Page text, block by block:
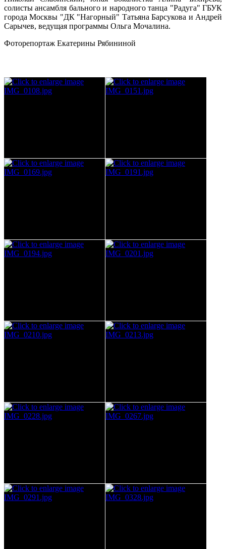
солисты ансамбля бального и народного танца "Радуга" ГБУК
города Москвы "ДК "Нагорный" Татьяна Барсукова и Андрей
Сарычев, ведущая программы Ольга Мочалина.
Фоторепортаж Екатерины Рябининой